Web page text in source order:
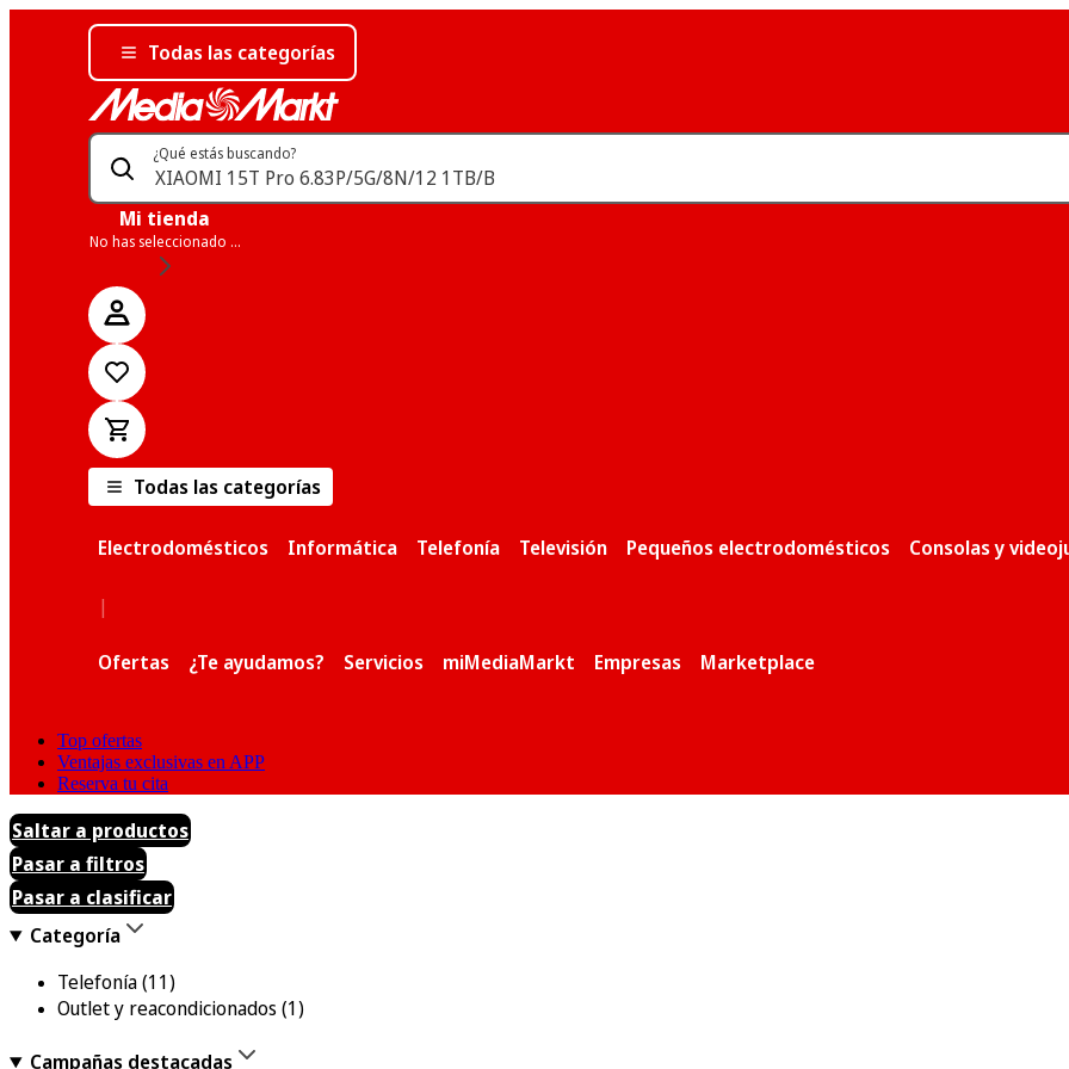
Todas las categorías
¿Qué estás buscando?
Mi tienda
No has seleccionado una tienda
Todas las categorías
Electrodomésticos Informática Telefonía Televisión Pequeños electrodomésticos Consolas y
|
Ofertas ¿Te ayudamos? Servicios miMediaMarkt Empresas Marketplace
Top ofertas
Ventajas exclusivas en APP
Reserva tu cita
Saltar a productos
Pasar a filtros
Pasar a clasificar
Categoría
Telefonía(11)
Outlet y reacondicionados (1)
Campañas destacadas